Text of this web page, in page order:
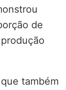
de
também